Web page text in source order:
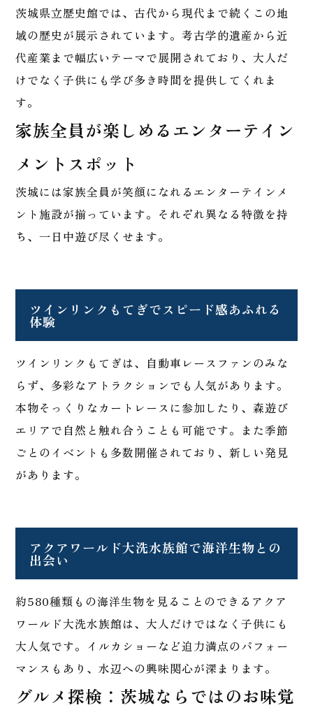
茨城県立歴史館では、古代から現代まで続くこの地
域の歴史が展示されています。考古学的遺産から近
代産業まで幅広いテーマで展開されており、大人だ
けでなく子供にも学び多き時間を提供してくれま
す。
家族全員が楽しめるエンターテイン
メントスポット
茨城には家族全員が笑顔になれるエンターテインメ
ント施設が揃っています。それぞれ異なる特徴を持
ち、一日中遊び尽くせます。
ツインリンクもてぎでスピード感あふれる
体験
ツインリンクもてぎは、自動車レースファンのみな
らず、多彩なアトラクションでも人気があります。
本物そっくりなカートレースに参加したり、森遊び
エリアで自然と触れ合うことも可能です。また季節
ごとのイベントも多数開催されており、新しい発見
があります。
アクアワールド大洗水族館で海洋生物との
出会い
約580種類もの海洋生物を見ることのできるアクア
ワールド大洗水族館は、大人だけではなく子供にも
大人気です。イルカショーなど迫力満点のパフォー
マンスもあり、水辺への興味関心が深まります。
グルメ探検：茨城ならではのお味覚